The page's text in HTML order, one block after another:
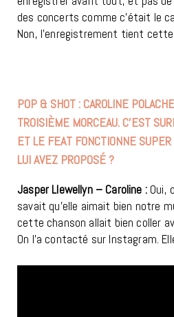
des concerts comme c’était le
Non, l’enregistrement tient
POP & SHOT : CAROLINE
TROISIÈME MORCEAU. C’EST
ET LE FEAT FONCTIONNE SUPER
LUI AVEZ PROPOSÉ ?
Jasper Llewellyn – Caroline :Oui,
savait qu’elle aimait bien notre
cette chanson allait bien coller
On l’a contacté sur Instagram.